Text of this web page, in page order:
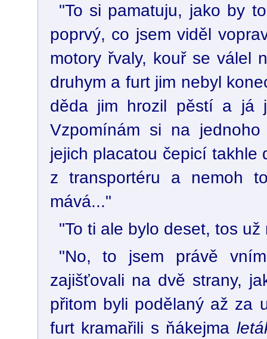
"To si pamatuju, jako by
poprvý, co jsem viděl
motory řvaly, kouř se válel
druhym a furt jim nebyl
děda jim hrozil pěstí a já
Vzpomínám si na
jejich placatou čepicí takhle
z transportéru a nemoh
mává..."
"To ti ale bylo deset, tos
"No, to jsem právě
zajišťovali na dvě strany,
přitom byli podělaný až za
furt kramařili s ňákejma